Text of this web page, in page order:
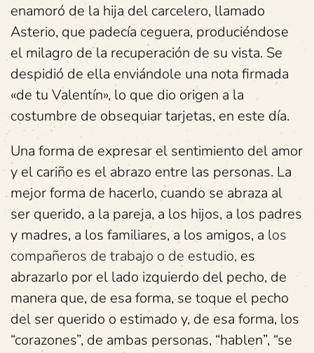
enamoró de la hija del carcelero, llamado
Asterio, que padecía ceguera, produciéndose
el milagro de la recuperación de su vista. Se
despidió de ella enviándole una nota firmada
«de tu Valentín», lo que dio origen a la
costumbre de obsequiar tarjetas, en este día.
Una forma de expresar el sentimiento del amor
y el cariño es el abrazo entre las personas. La
mejor forma de hacerlo, cuando se abraza al
ser querido, a la pareja, a los hijos, a los padres
y madres, a los familiares, a los amigos, a los
compañeros de trabajo o de estudio, es
abrazarlo por el lado izquierdo del pecho, de
manera que, de esa forma, se toque el pecho
del ser querido o estimado y, de esa forma, los
“corazones”, de ambas personas, “hablen”, “se